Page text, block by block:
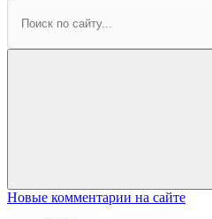
Новые комментарии на сайте